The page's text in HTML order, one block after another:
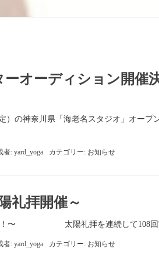
オーディション開催
川県「海老名スタジオ」オープン
者: yard_yoga カテゴリー: お知らせ
礼拝開催～
催！〜 太陽礼拝を連続して108回
者: yard_yoga カテゴリー: お知らせ